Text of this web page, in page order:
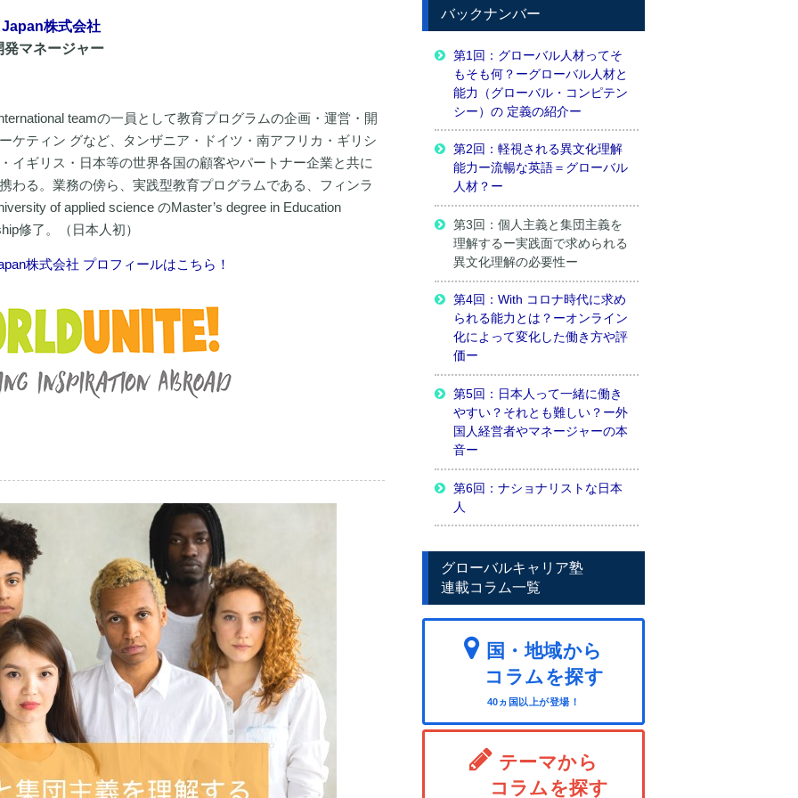
株式会社
マネージャー
teamの一員として教育プログラムの企画・運営・開
ケティン グなど、タンザニア・ドイツ・南アフリカ・ギリシ
イギリス・日本等の世界各国の顧客やパートナー企業と共に
わる。業務の傍ら、実践型教育プログラムである、 フィンラ
of applied science のMaster’s degree in Education
修了。（日本人初）
株式会社 プロフィールはこちら！
バックナンバー
第1回：グローバル人材ってそ
もそも何？ーグローバル人材と
能力（グローバル・コンピテン
シー）の 定義の紹介ー
第2回：軽視される異文化理解
能力ー流暢な英語＝グローバル
人材？ー
第3回：個人主義と集団主義を
理解するー実践面で求められる
異文化理解の必要性ー
第4回：With コロナ時代に求め
られる能力とは？ーオンライン
化によって変化した働き方や評
価ー
第5回：日本人って一緒に働き
やすい？それとも難しい？ー外
国人経営者やマネージャーの本
音ー
第6回：ナショナリストな日本
人
グローバルキャリア塾
連載コラム一覧
国・地域から
コラムを探す
40ヵ国以上が登場！
テーマから
コラムを探す